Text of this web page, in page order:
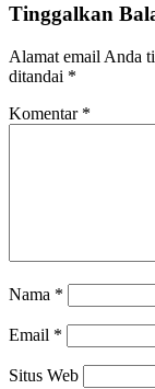
Tinggalkan
Alamat email Anda
ditandai *
Komentar *
Nama *
Email *
Situs Web